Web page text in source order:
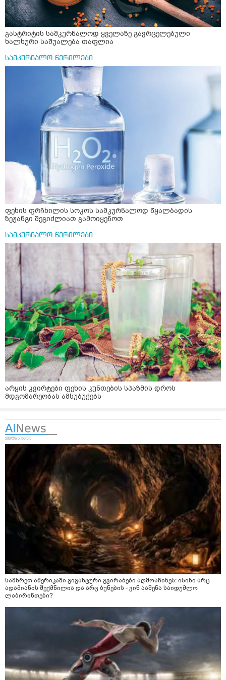
გასტრიტის სამკურნალოდ ყველაზე გავრცელებული
ხალხური საშუალება თაფლია
სამკურნალო წერილები
ფეხის ფრჩხილის სოკოს სამკურნალოდ წყალბადის
ზეჟანგი შეგიძლიათ გამოიყენოთ
სამკურნალო წერილები
არყის კვირტები ფეხის კუნთების სპაზმის დროს
მდგომარეობას ამსუბუქებს
სამხრეთ ამერიკაში გიგანტური გვირაბები აღმოაჩინეს: ისინი არც
ადამიანის შექმნილია და არც ბუნების - ვინ ააშენა საიდუმლო
ლაბირინთები?